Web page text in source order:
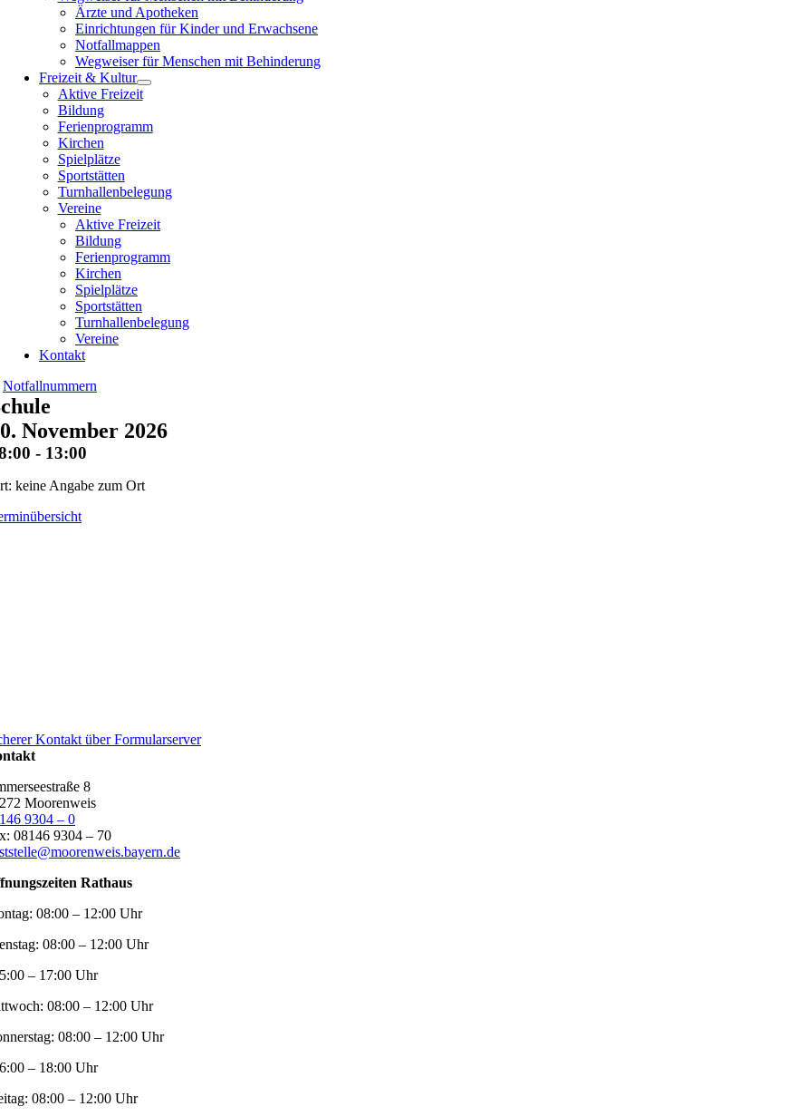
Ärzte und Apotheken
Einrichtungen für Kinder und Erwachsene
Notfallmappen
Wegweiser für Menschen mit Behinderung
Freizeit & Kultur
Aktive Freizeit
Bildung
Ferienprogramm
Kirchen
Spielplätze
Sportstätten
Turnhallenbelegung
Vereine
Aktive Freizeit
Bildung
Ferienprogramm
Kirchen
Spielplätze
Sportstätten
Turnhallenbelegung
Vereine
Kontakt
Notfallnummern
November 2026
- 13:00
keine Angabe zum Ort
Kontakt über Formularserver
8
Moorenweis
9304 – 0
08146 9304 – 70
Rathaus
08:00 – 12:00 Uhr
08:00 – 12:00 Uhr
– 17:00 Uhr
08:00 – 12:00 Uhr
08:00 – 12:00 Uhr
– 18:00 Uhr
08:00 – 12:00 Uhr